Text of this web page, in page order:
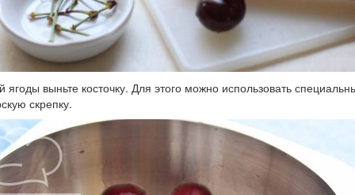
ягоды выньте косточку. Для этого можно использовать
скрепку.